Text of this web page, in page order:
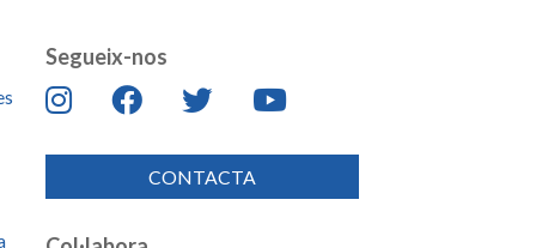
Segueix-nos
CONTACTA